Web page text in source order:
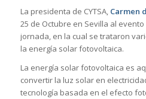
La presidenta de CYTSA, Carmen
25 de Octubre en Sevilla al
jornada, en la cual se trataron
la energía solar fotovoltaica.
La energía solar fotovoltaica es
convertir la luz solar en
tecnología basada en el efecto